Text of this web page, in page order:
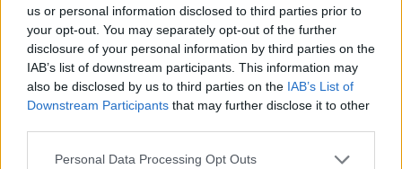
us or personal information disclosed to third parties prior to
your opt-out. You may separately opt-out of the further
disclosure of your personal information by third parties on the
IAB’s list of downstream participants. This information may
also be disclosed by us to third parties on the IAB’s List of
Downstream Participants that may further disclose it to other
Please note that this website/app uses one or more Google
Personal Data Processing Opt Outs